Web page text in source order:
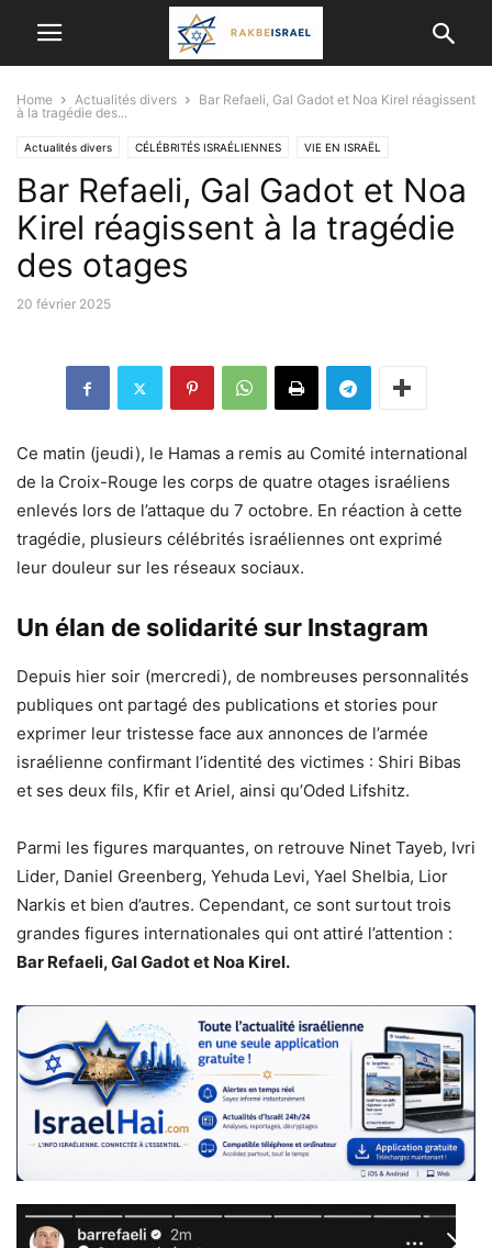
Home Actualités divers
Bar Refaeli, Gal Gadot et Noa Kirel réagissent
à la tragédie des...
Actualités divers CÉLÉBRITÉS ISRAÉLIENNES VIE EN ISRAËL
Bar Refaeli, Gal Gadot et Noa
Kirel réagissent à la tragédie
des otages
20 février 2025
Ce matin (jeudi), le Hamas a remis au Comité international
de la Croix-Rouge les corps de quatre otages israéliens
enlevés lors de l’attaque du 7 octobre. En réaction à cette
tragédie, plusieurs célébrités israéliennes ont exprimé
leur douleur sur les réseaux sociaux.
Un élan de solidarité sur Instagram
Depuis hier soir (mercredi), de nombreuses personnalités
publiques ont partagé des publications et stories pour
exprimer leur tristesse face aux annonces de l’armée
israélienne confirmant l’identité des victimes : Shiri Bibas
et ses deux fils, Kfir et Ariel, ainsi qu’Oded Lifshitz.
Parmi les figures marquantes, on retrouve Ninet Tayeb, Ivri
Lider, Daniel Greenberg, Yehuda Levi, Yael Shelbia, Lior
Narkis et bien d’autres. Cependant, ce sont surtout trois
grandes figures internationales qui ont attiré l’attention :
Bar Refaeli, Gal Gadot et Noa Kirel.